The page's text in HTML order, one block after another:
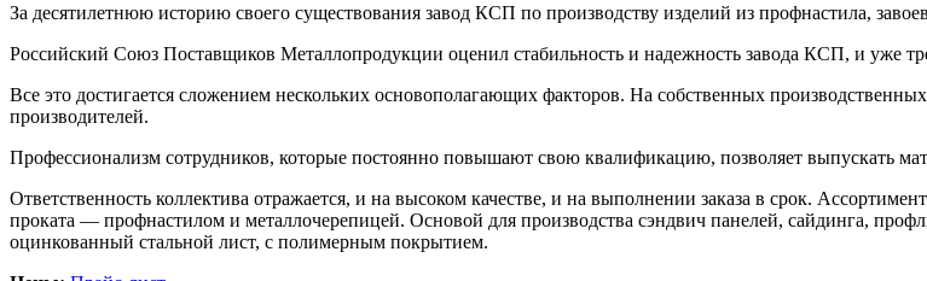
За десятилетнюю историю своего существования завод КСП по производству изделий из профнастила,
Российский Союз Поставщиков Металлопродукции оценил стабильность и надежность завода КСП, и уже
Все это достигается сложением нескольких основополагающих факторов. На собственных
производителей.
Профессионализм сотрудников, которые постоянно повышают свою квалификацию, позволяет выпускать
Ответственность коллектива отражается, и на высоком качестве, и на выполнении заказа в срок.
проката — профнастилом и металлочерепицей. Основой для производства сэндвич панелей, сайдинга,
оцинкованный стальной лист, с полимерным покрытием.